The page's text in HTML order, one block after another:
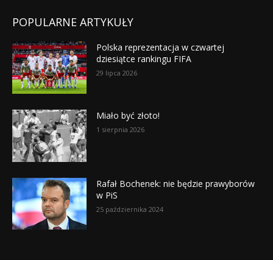
POPULARNE ARTYKUŁY
Polska reprezentacja w czwartej
dziesiątce rankingu FIFA
29 lipca 2026
Miało być złoto!
1 sierpnia 2026
Rafał Bochenek: nie będzie prawyborów
w PiS
25 października 2024